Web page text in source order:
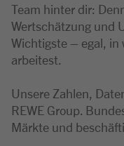
Team hinter dir:
Wertschätzung und
Wichtigste – egal, in
arbeitest.
Unsere Zahlen,
REWE Group.
Märkte und